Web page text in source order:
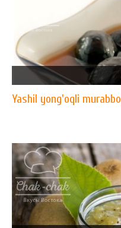
Yashil yong'oqli murabbo